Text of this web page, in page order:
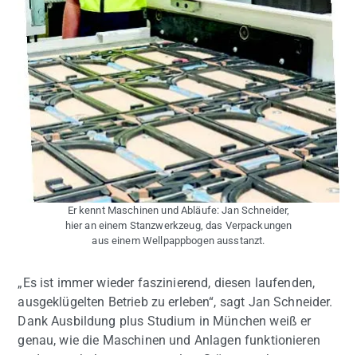
Er kennt Maschinen und Abläufe: Jan Schneider,
hier an einem Stanzwerkzeug, das Verpackungen
aus einem Wellpappbogen ausstanzt.
„Es ist immer wieder faszinierend, diesen laufenden,
ausgeklügelten Betrieb zu erleben“, sagt Jan Schneider.
Dank Ausbildung plus Studium in München weiß er
genau, wie die Maschinen und Anlagen funktionieren